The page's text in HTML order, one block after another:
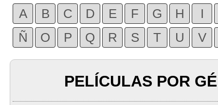
A B C D E F G H
I
Ñ
O P Q R S T U V
PELÍCULAS POR